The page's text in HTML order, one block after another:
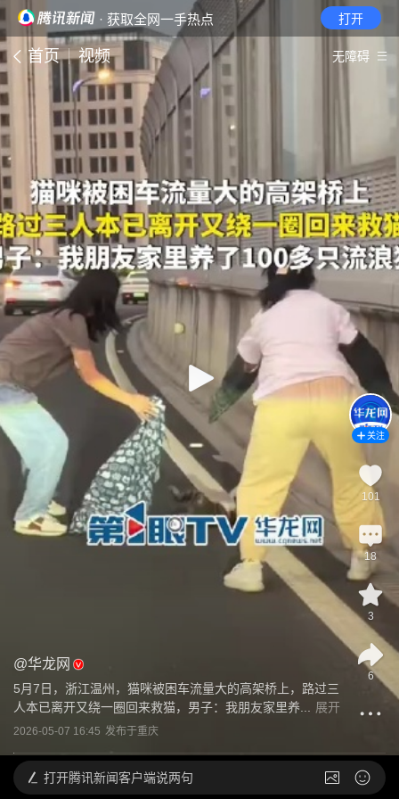
· 获取全网一手热点 打开
首页 视频 无障碍
@华龙网
5月7日，浙江温州，猫咪被困车流量大的高架桥上，路过三
人本已离开又绕一圈回来救猫，男子：我朋友家里养...
展开
2026-05-07 16:45 发布于重庆
关注
101
18
3
6
打开腾讯新闻客户端说两句